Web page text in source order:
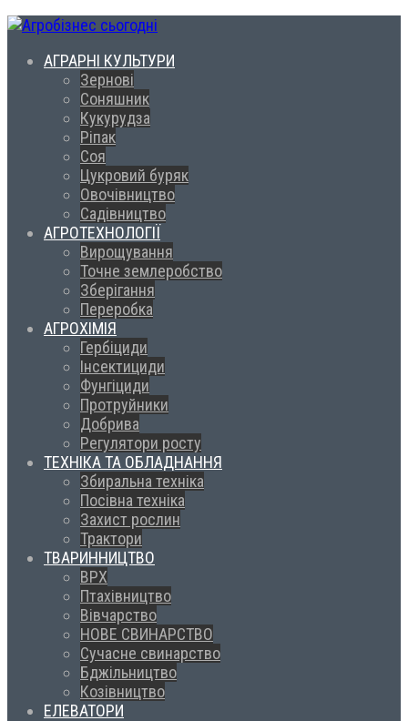
АГРАРНІ КУЛЬТУРИ
Зернові
Соняшник
Кукурудза
Ріпак
Соя
Цукровий буряк
Овочівництво
Садівництво
АГРОТЕХНОЛОГІЇ
Вирощування
Точне землеробство
Зберігання
Переробка
АГРОХІМІЯ
Гербіциди
Інсектициди
Фунгіциди
Протруйники
Добрива
Регулятори росту
ТЕХНІКА ТА ОБЛАДНАННЯ
Збиральна техніка
Посівна техніка
Захист рослин
Трактори
ТВАРИННИЦТВО
ВРХ
Птахівництво
Вівчарство
НОВЕ СВИНАРСТВО
Сучасне свинарство
Бджільництво
Козівництво
ЕЛЕВАТОРИ